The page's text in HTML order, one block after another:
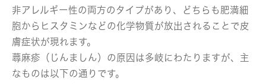
非アレルギー性の両方のタイプがあり、どちらも肥満細
胞からヒスタミンなどの化学物質が放出されることで皮
膚症状が現れます。
蕁麻疹（じんましん）の原因は多岐にわたりますが、主
なものは以下の通りです。